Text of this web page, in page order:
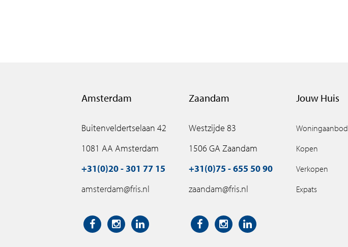
Amsterdam
Buitenveldertselaan 42
1081 AA Amsterdam
+31(0)20 - 301 77 15
amsterdam@fris.nl
Zaandam
Westzijde 83
1506 GA Zaandam
+31(0)75 - 655 50 90
zaandam@fris.nl
Jouw Huis
Woningaanbod
Kopen
Verkopen
Expats